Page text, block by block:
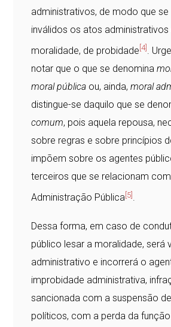
administrativos, de modo que
inválidos os atos
moralidade, de probidade [4] .
notar que o que se denomina
moral pública ou, ainda,moral
distingue-se daquilo que se
comum, pois aquela repousa,
sobre regras e sobre princípios
impõem sobre os agentes
terceiros que se relacionam
Administração Pública[5] .
Dessa forma, em caso de
público lesar a moralidade, será
administrativo e incorrerá o
improbidade administrativa,
sancionada com a suspensão
políticos, com a perda da